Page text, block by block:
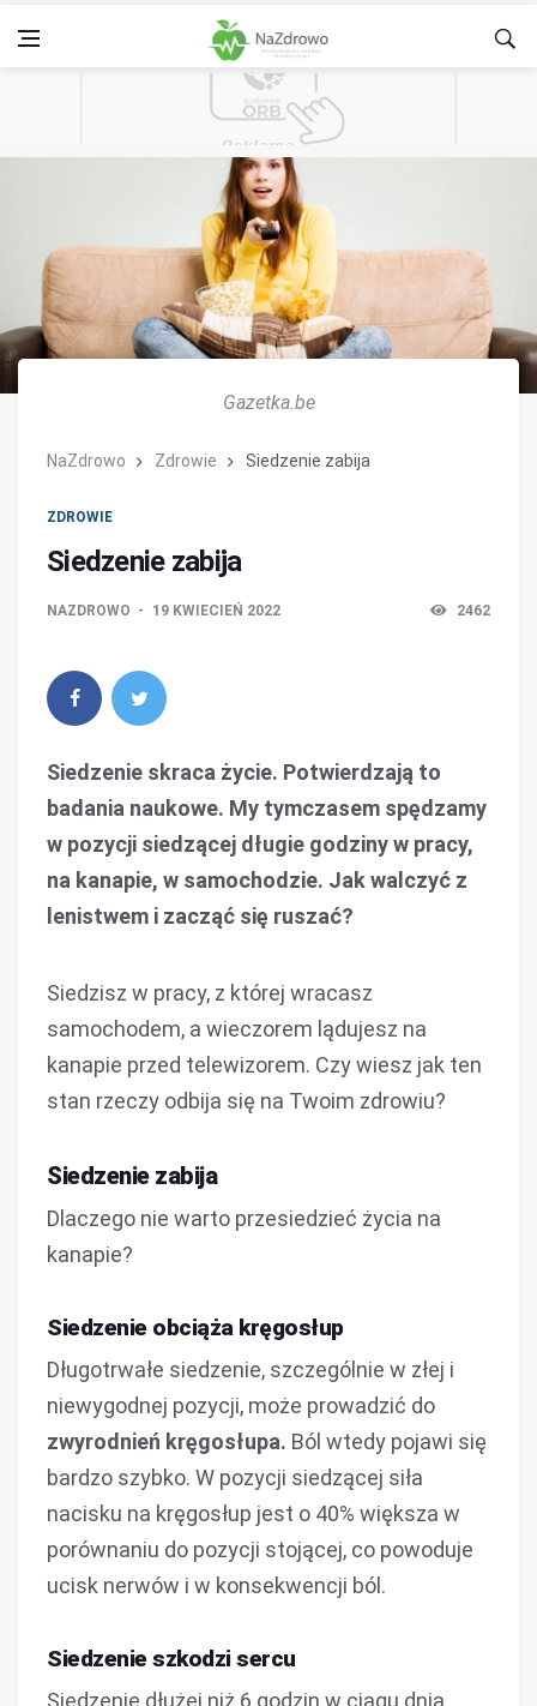
Gazetka.be
NaZdrowo Zdrowie Siedzenie zabija
ZDROWIE
Siedzenie zabija
NAZDROWO 19 KWIECIEŃ 2022 2462
Siedzenie skraca życie. Potwierdzają to
badania naukowe. My tymczasem spędzamy
w pozycji siedzącej długie godziny w pracy,
na kanapie, w samochodzie. Jak walczyć z
lenistwem i zacząć się ruszać?
Siedzisz w pracy, z której wracasz
samochodem, a wieczorem lądujesz na
kanapie przed telewizorem. Czy wiesz jak ten
stan rzeczy odbija się na Twoim zdrowiu?
Siedzenie zabija
Dlaczego nie warto przesiedzieć życia na
kanapie?
Siedzenie obciąża kręgosłup
Długotrwałe siedzenie, szczególnie w złej i
niewygodnej pozycji, może prowadzić do
zwyrodnień kręgosłupa. Ból wtedy pojawi się
bardzo szybko. W pozycji siedzącej siła
nacisku na kręgosłup jest o 40% większa w
porównaniu do pozycji stojącej, co powoduje
ucisk nerwów i w konsekwencji ból.
Siedzenie szkodzi sercu
Siedzenie dłużej niż 6 godzin w ciągu dnia